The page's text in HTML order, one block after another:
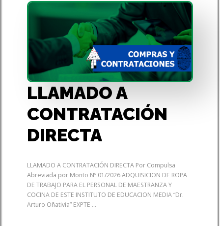
LLAMADO A
CONTRATACIÓN
DIRECTA
LLAMADO A CONTRATACIÓN DIRECTA Por Compulsa
Abreviada por Monto Nº 01/2026 ADQUISICION DE ROPA
DE TRABAJO PARA EL PERSONAL DE MAESTRANZA Y
COCINA DE ESTE INSTITUTO DE EDUCACION MEDIA “Dr.
Arturo Oñativia” EXPTE ...